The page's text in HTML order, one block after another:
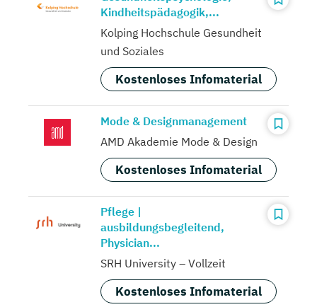
Kindheitspädagogik,...
Kolping Hochschule Gesundheit
und Soziales
Kostenloses Infomaterial
Mode & Designmanagement
AMD Akademie Mode & Design
Kostenloses Infomaterial
Pflege |
ausbildungsbegleitend,
Physician...
SRH University – Vollzeit
Kostenloses Infomaterial